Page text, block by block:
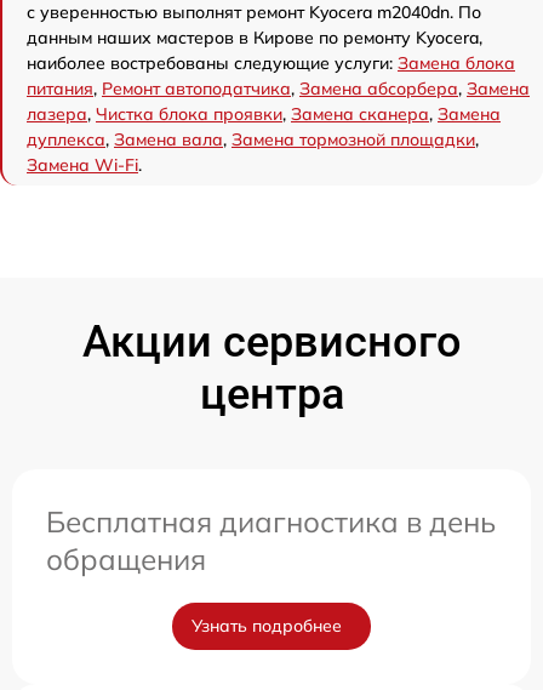
с уверенностью выполнят ремонт Kyocera m2040dn. По
данным наших мастеров в Кирове по ремонту Kyocera,
наиболее востребованы следующие услуги: Замена блока
питания, Ремонт автоподатчика, Замена абсорбера, Замена
лазера, Чистка блока проявки, Замена сканера, Замена
дуплекса, Замена вала, Замена тормозной площадки,
Замена Wi-Fi.
Акции сервисного
центра
Бесплатная диагностика в день
обращения
Узнать подробнее